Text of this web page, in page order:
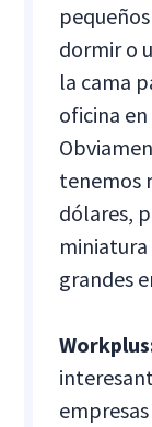
dormir o
la cama
oficina
tenemos
dólares,
miniatura
grandes